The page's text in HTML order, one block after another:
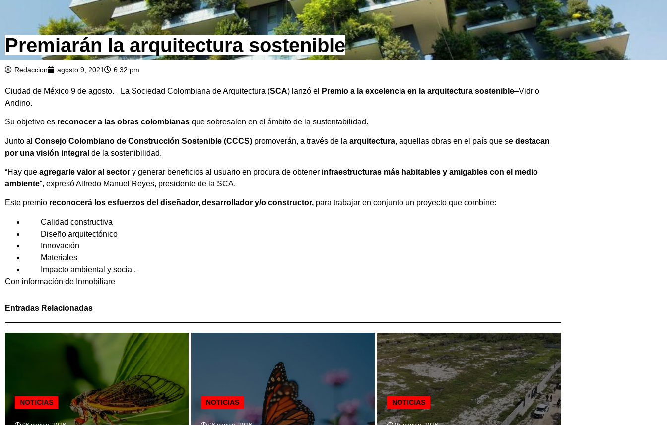
Premiarán la arquitectura sostenible
Redaccion agosto 9, 2021 6:32 pm
Ciudad de México 9 de agosto._ La Sociedad Colombiana de Arquitectura (SCA) lanzó el Premio a la excelencia en la arquitectura sostenible–Vidrio
Andino.
Su objetivo es reconocer a las obras colombianas que sobresalen en el ámbito de la sustentabilidad.
Junto al Consejo Colombiano de Construcción Sostenible (CCCS) promoverán, a través de la arquitectura, aquellas obras en el país que se destacan
por una visión integral de la sostenibilidad.
“Hay que agregarle valor al sector y generar beneficios al usuario en procura de obtener infraestructuras más habitables y amigables con el medio
ambiente”, expresó Alfredo Manuel Reyes, presidente de la SCA.
Este premio reconocerá los esfuerzos del diseñador, desarrollador y/o constructor, para trabajar en conjunto un proyecto que combine:
Calidad constructiva
Diseño arquitectónico
Innovación
Materiales
Impacto ambiental y social.
Con información de Inmobiliare
Entradas Relacionadas
NOTICIAS NOTICIAS NOTICIAS